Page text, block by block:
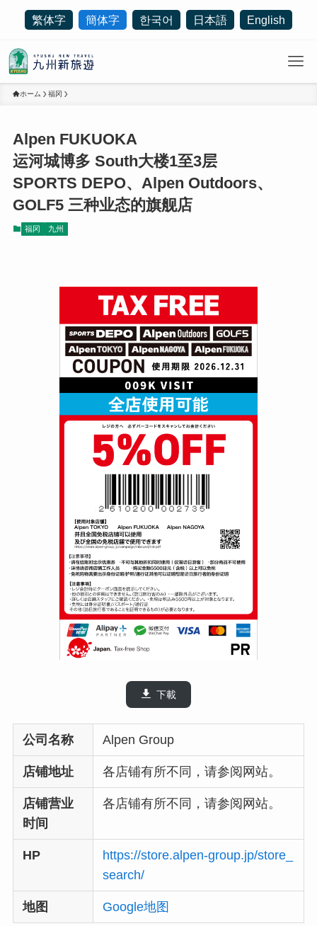
English
日本語
한국어
簡体字
繁体字
ホーム 福冈
Alpen FUKUOKA
运河城博多 South大楼1至3层
SPORTS DEPO、Alpen Outdoors、
GOLF5 三种业态的旗舰店
福冈 九州
下載
公司名称 Alpen Group
店铺地址 各店铺有所不同，请参阅网站。
店铺营业
时间
各店铺有所不同，请参阅网站。
HP
https://store.alpen-group.jp/store_
search/
地图 Google地图